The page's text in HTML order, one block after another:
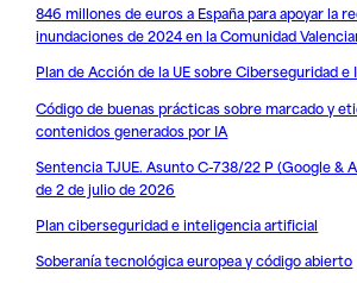
846 millones de euros a España para apoyar la
inundaciones de 2024 en la Comunidad
Plan de Acción de la UE sobre Ciberseguridad
Código de buenas prácticas sobre marcado y
contenidos generados por IA
Sentencia TJUE. Asunto C-738/22 P (Google &
de 2 de julio de 2026
Plan ciberseguridad e inteligencia artificial
Soberanía tecnológica europea y código abierto